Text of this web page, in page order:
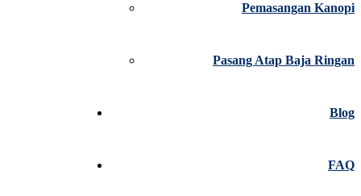
Pemasangan Kanopi
Pasang Atap Baja Ringan
Blog
FAQ